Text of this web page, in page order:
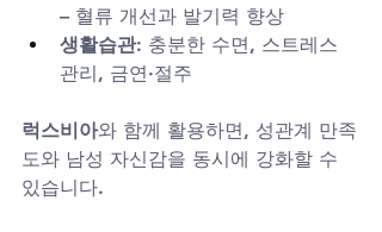
– 혈류 개선과 발기력 향상
생활습관: 충분한 수면, 스트레스
관리, 금연·절주
럭스비아와 함께 활용하면, 성관계 만족
도와 남성 자신감을 동시에 강화할 수
있습니다.